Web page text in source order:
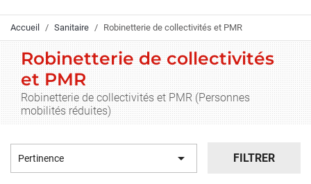
Accueil Sanitaire Robinetterie de collectivités et PMR
Robinetterie de collectivités
et PMR
Robinetterie de collectivités et PMR (Personnes
mobilités réduites)
Pertinence  FILTRER